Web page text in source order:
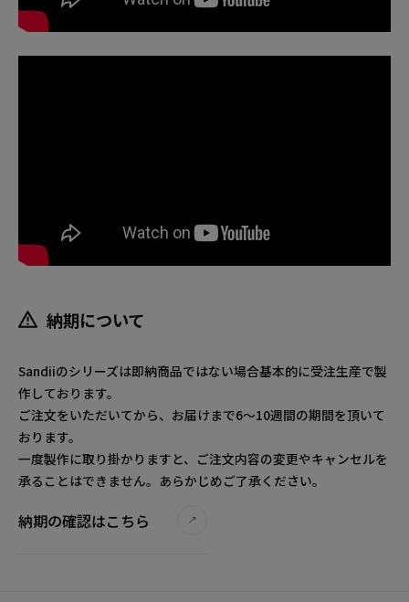
納期について
Sandiiのシリーズは即納商品ではない場合基本的に受注生産で製
作しております。
ご注文をいただいてから、お届けまで6～10週間の期間を頂いて
おります。
一度製作に取り掛かりますと、ご注文内容の変更やキャンセルを
承ることはできません。あらかじめご了承ください。
納期の確認はこちら